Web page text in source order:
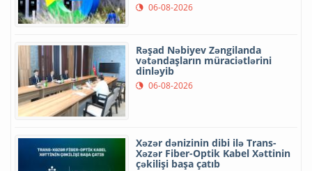
06-08-2026
Rəşad Nəbiyev Zəngilanda
vətəndaşların müraciətlərini
dinləyib
06-08-2026
Xəzər dənizinin dibi ilə Trans-
Xəzər Fiber-Optik Kabel Xəttinin
çəkilişi başa çatıb